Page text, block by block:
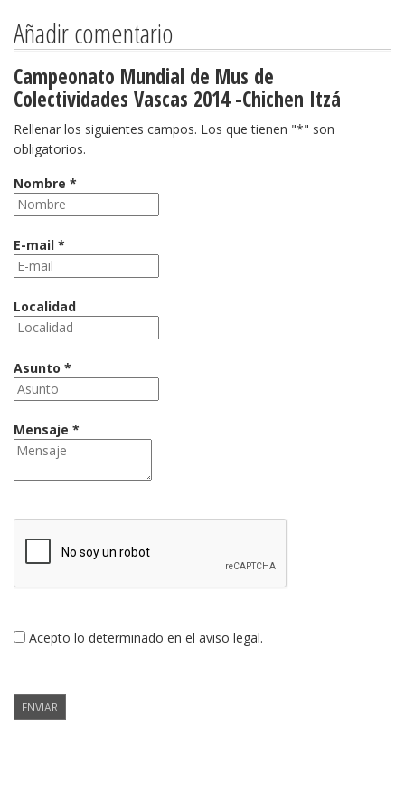
Añadir comentario
Campeonato Mundial de Mus de
Colectividades Vascas 2014 -Chichen Itzá
Rellenar los siguientes campos. Los que tienen "*" son
obligatorios.
Nombre *
E-mail *
Localidad
Asunto *
Mensaje *
Acepto lo determinado en el aviso legal.
ENVIAR